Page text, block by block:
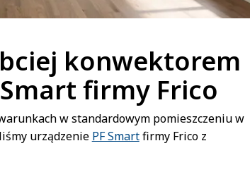
konwektorem
firmy Frico
w standardowym pomieszczeniu w
urządzenie PF Smartfirmy Frico z